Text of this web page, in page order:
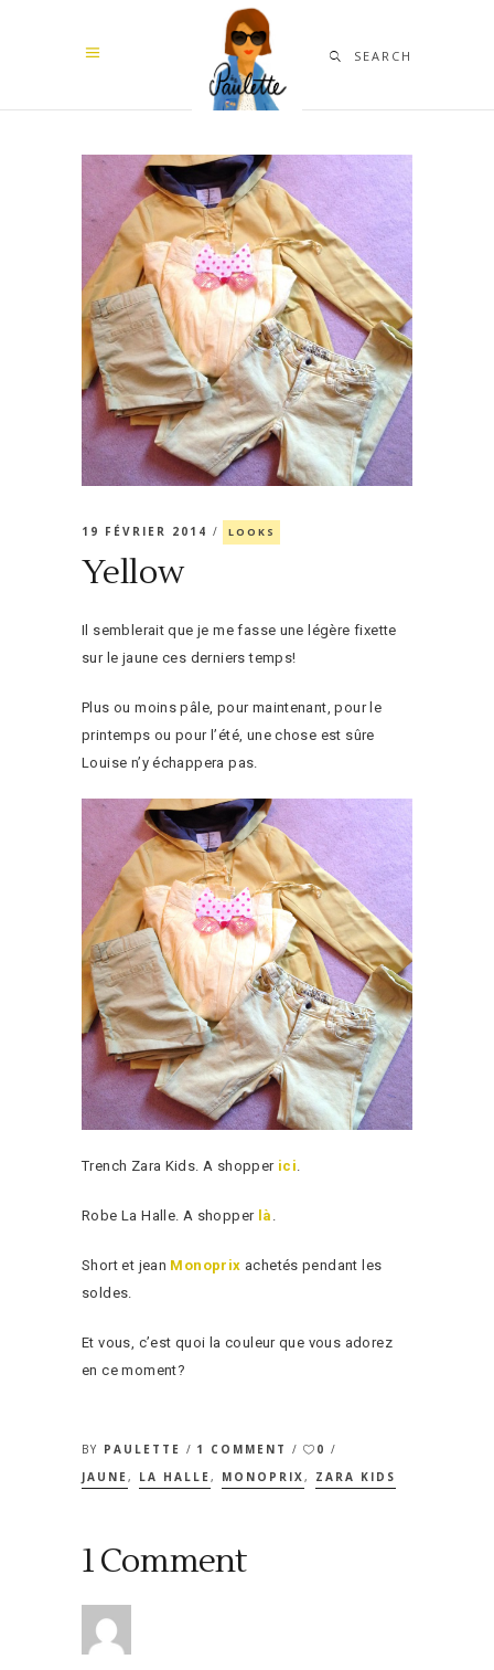
SEARCH
19 FÉVRIER 2014 LOOKS
Yellow
Il semblerait que je me fasse une légère fixette
sur le jaune ces derniers temps!
Plus ou moins pâle, pour maintenant, pour le
printemps ou pour l’été, une chose est sûre
Louise n’y échappera pas.
Trench Zara Kids. A shopper ici.
Robe La Halle. A shopper là .
Short et jean Monoprix achetés pendant les
soldes.
Et vous, c’est quoi la couleur que vous adorez
en ce moment?
BY PAULETTE 1 COMMENT
0
JAUNE, LA HALLE, MONOPRIX, ZARA KIDS
1 Comment